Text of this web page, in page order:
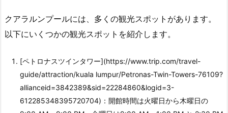
クアラルンプールには、多くの観光スポットがあります。
以下にいくつかの観光スポットを紹介します。
[ペトロナスツインタワー](https://www.trip.com/travel-
guide/attraction/kuala lumpur/Petronas-Twin-Towers-76109?
allianceid=3842389&sid=22284860&logid=3-
612285348395720704)：開館時間は火曜日から木曜日の